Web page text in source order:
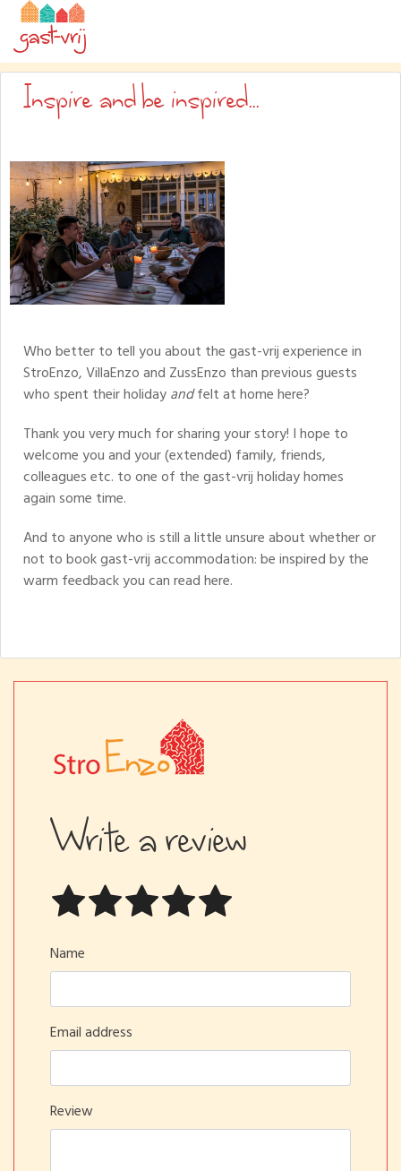
Inspire and be inspired...
Who better to tell you about the gast-vrij experience in
StroEnzo, VillaEnzo and ZussEnzo than previous guests
who spent their holidayandfelt at home here?
Thank you very much for sharing your story! I hope to
welcome you and your (extended) family, friends,
colleagues etc. to one of the gast-vrij holiday homes
again some time.
And to anyone who is still a little unsure about whether or
not to book gast-vrij accommodation: be inspired by the
warm feedback you can read here.
Write a review
Name
Email address
Review